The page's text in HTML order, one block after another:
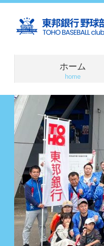
ホーム
home